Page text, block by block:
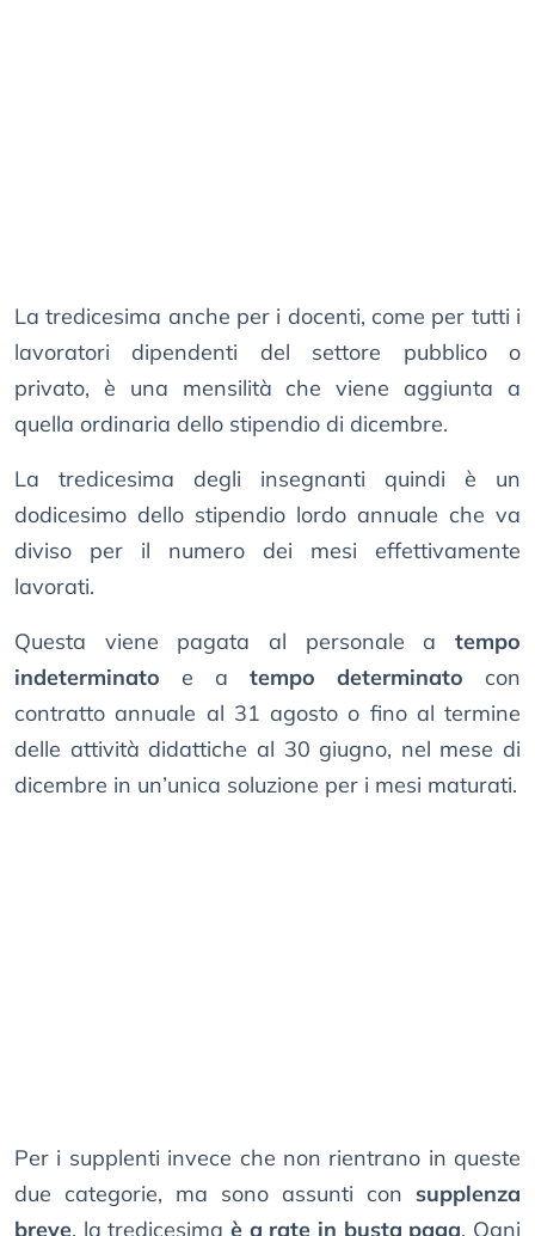
La tredicesima anche per i docenti, come per tutti i
lavoratori dipendenti del settore pubblico o
privato, è una mensilità che viene aggiunta a
quella ordinaria dello stipendio di dicembre.
La tredicesima degli insegnanti quindi è un
dodicesimo dello stipendio lordo annuale che va
diviso per il numero dei mesi effettivamente
lavorati.
Questa viene pagata al personale a tempo
indeterminato e a tempo determinato con
contratto annuale al 31 agosto o fino al termine
delle attività didattiche al 30 giugno, nel mese di
dicembre in un’unica soluzione per i mesi maturati.
Per i supplenti invece che non rientrano in queste
due categorie, ma sono assunti con supplenza
breve, la tredicesima è a rate in busta paga. Ogni